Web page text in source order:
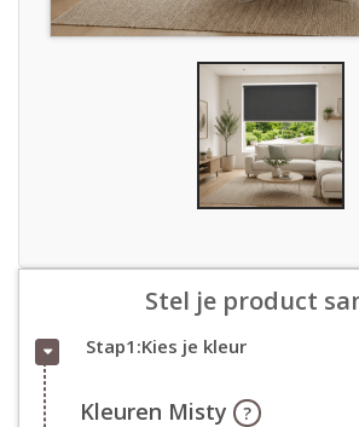
Stel je product
Stap1:Kies je kleur
Kleuren Misty ?